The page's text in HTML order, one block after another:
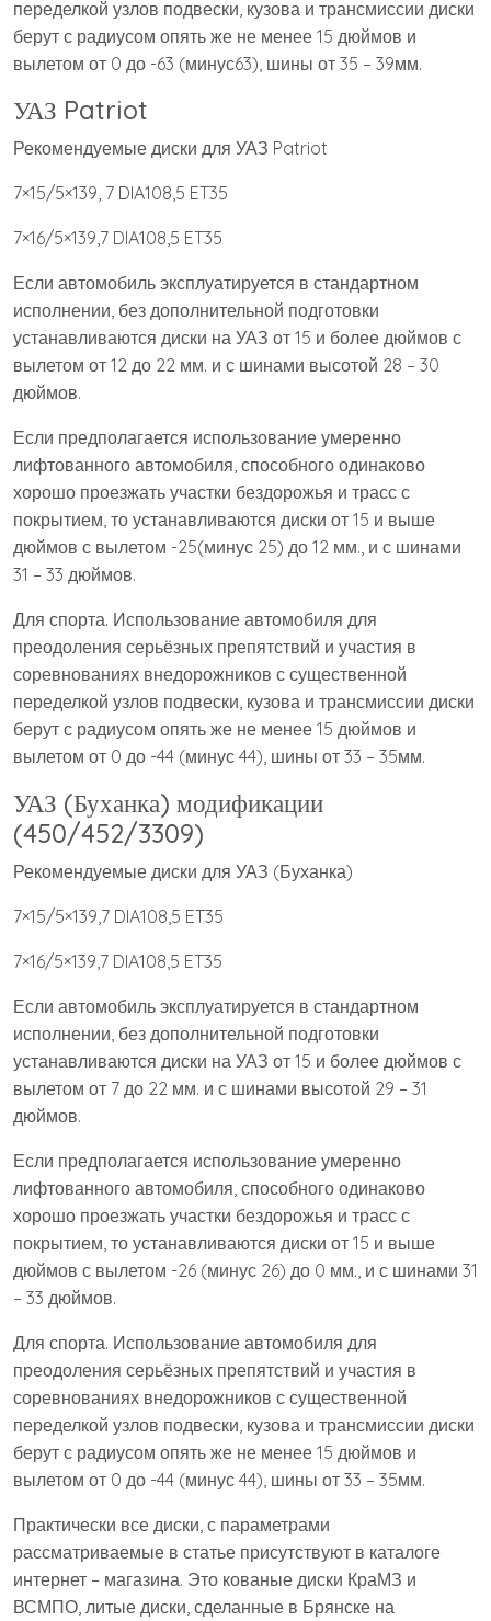
переделкой узлов подвески, кузова и трансмиссии диски
берут с радиусом опять же не менее 15 дюймов и
вылетом от 0 до -63 (минус63), шины от 35 – 39мм.
УАЗ Patriot
Рекомендуемые диски для УАЗ Patriot
7×15/5×139, 7 DIA108,5 ET35
7×16/5×139,7 DIA108,5 ET35
Если автомобиль эксплуатируется в стандартном
исполнении, без дополнительной подготовки
устанавливаются диски на УАЗ от 15 и более дюймов с
вылетом от 12 до 22 мм. и с шинами высотой 28 – 30
дюймов.
Если предполагается использование умеренно
лифтованного автомобиля, способного одинаково
хорошо проезжать участки бездорожья и трасс с
покрытием, то устанавливаются диски от 15 и выше
дюймов с вылетом -25(минус 25) до 12 мм., и с шинами
31 – 33 дюймов.
Для спорта. Использование автомобиля для
преодоления серьёзных препятствий и участия в
соревнованиях внедорожников с существенной
переделкой узлов подвески, кузова и трансмиссии диски
берут с радиусом опять же не менее 15 дюймов и
вылетом от 0 до -44 (минус 44), шины от 33 – 35мм.
УАЗ (Буханка) модификации
(450/452/3309)
Рекомендуемые диски для УАЗ (Буханка)
7×15/5×139,7 DIA108,5 ET35
7×16/5×139,7 DIA108,5 ET35
Если автомобиль эксплуатируется в стандартном
исполнении, без дополнительной подготовки
устанавливаются диски на УАЗ от 15 и более дюймов с
вылетом от 7 до 22 мм. и с шинами высотой 29 – 31
дюймов.
Если предполагается использование умеренно
лифтованного автомобиля, способного одинаково
хорошо проезжать участки бездорожья и трасс с
покрытием, то устанавливаются диски от 15 и выше
дюймов с вылетом -26 (минус 26) до 0 мм., и с шинами 31
– 33 дюймов.
Для спорта. Использование автомобиля для
преодоления серьёзных препятствий и участия в
соревнованиях внедорожников с существенной
переделкой узлов подвески, кузова и трансмиссии диски
берут с радиусом опять же не менее 15 дюймов и
вылетом от 0 до -44 (минус 44), шины от 33 – 35мм.
Практически все диски, с параметрами
рассматриваемые в статье присутствуют в каталоге
интернет – магазина. Это кованые диски КраМЗ и
ВСМПО, литые диски, сделанные в Брянске на